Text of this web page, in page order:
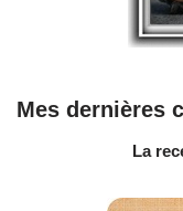
Mes dernières
La